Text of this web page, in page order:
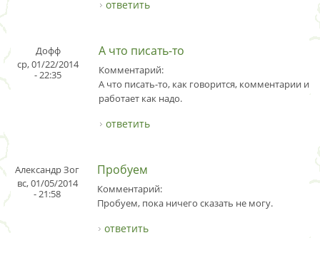
ответить
Дофф
ср, 01/22/2014
- 22:35
А что писать-то
Комментарий:
А что писать-то, как говорится, комментарии
работает как надо.
ответить
Александр Зог
вс, 01/05/2014
- 21:58
Пробуем
Комментарий:
Пробуем, пока ничего сказать не могу.
ответить